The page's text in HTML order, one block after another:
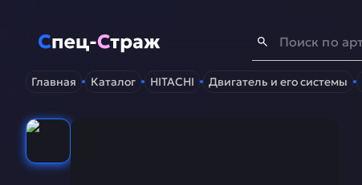
Спец-Страж - Запчасти для спецтехники
Главная Каталог HITACHI Двигатель и его системы